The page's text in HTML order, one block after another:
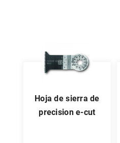
hoja de sierra de
precision e-cut